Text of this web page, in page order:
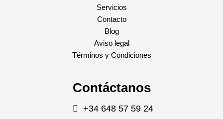
Servicios
Contacto
Blog
Aviso legal
Términos y Condiciones
Contáctanos
+34 648 57 59 24